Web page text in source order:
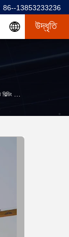
86--13853233236
উদ্ধৃতি
নির্মাণ